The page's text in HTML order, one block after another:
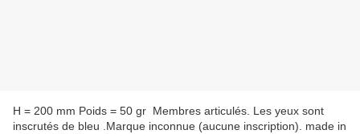
H = 200 mm Poids = 50 gr Membres articulés. Les yeux sont
inscrutés de bleu .Marque inconnue (aucune inscription). made in